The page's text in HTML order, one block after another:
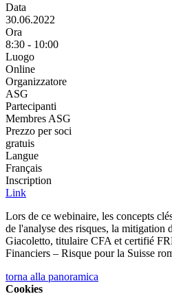
Data
30.06.2022
Ora
8:30 - 10:00
Luogo
Online
Organizzatore
ASG
Partecipanti
Membres ASG
Prezzo per soci
gratuis
Langue
Français
Inscription
Link
Lors de ce webinaire, les concepts
de l'analyse des risques, la mitigation
Giacoletto, titulaire CFA et certifié
Financiers – Risque pour la Suisse
torna alla panoramica
Cookies